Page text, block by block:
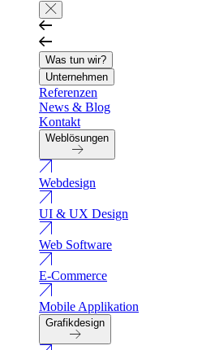
Was tun wir?
Unternehmen
Referenzen
News & Blog
Kontakt
Weblösungen
Webdesign
UI & UX Design
Web Software
E-Commerce
Mobile Applikation
Grafikdesign